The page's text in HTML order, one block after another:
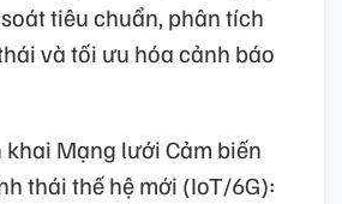
tiêu chuẩn, phân tích
và tối ưu hóa cảnh báo
Mạng lưới Cảm biến
thái thế hệ mới (IoT/6G):